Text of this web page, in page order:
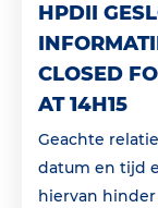
HPDII
CLOSED
AT 14H15
Geachte
datum en tijd
hiervan hinder